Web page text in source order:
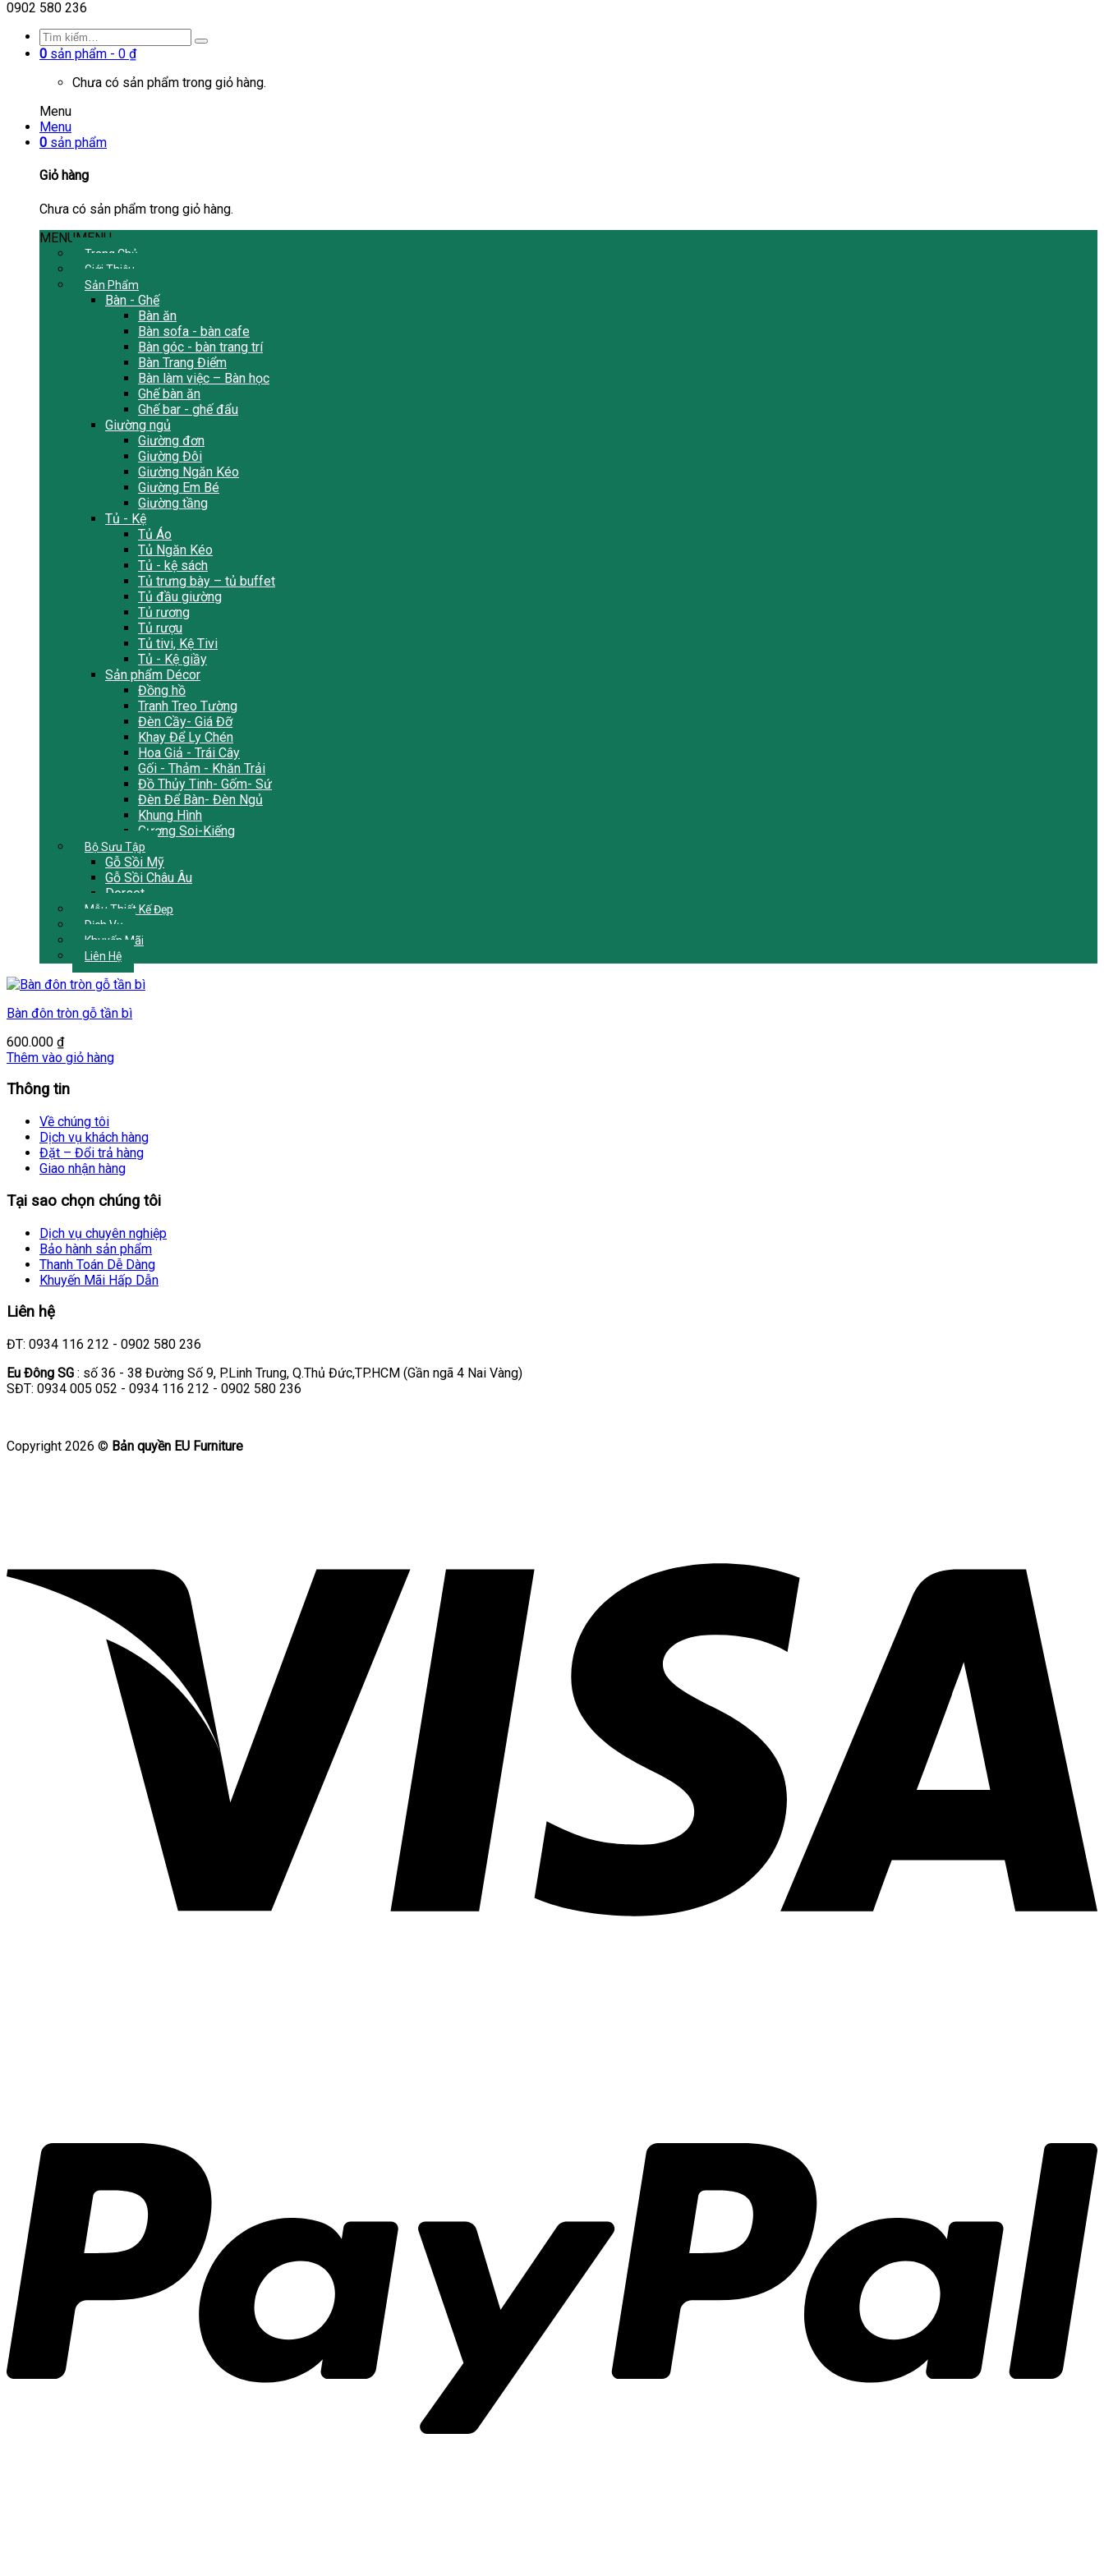
0902 580 236
0 sản phẩm - 0 ₫
Chưa có sản phẩm trong giỏ hàng.
Menu
Menu
0 sản phẩm
Giỏ hàng
Chưa có sản phẩm trong giỏ hàng.
MENUMENU
Trang Chủ
Giới Thiệu
Sản Phẩm
Bàn - Ghế
Bàn ăn
Bàn sofa - bàn cafe
Bàn góc - bàn trang trí
Bàn Trang Điểm
Bàn làm việc – Bàn học
Ghế bàn ăn
Ghế bar - ghế đẩu
Giường ngủ
Giường đơn
Giường Đôi
Giường Ngăn Kéo
Giường Em Bé
Giường tầng
Tủ - Kệ
Tủ Áo
Tủ Ngăn Kéo
Tủ - kệ sách
Tủ trưng bày – tủ buffet
Tủ đầu giường
Tủ rương
Tủ rượu
Tủ tivi, Kệ Tivi
Tủ - Kệ giầy
Sản phẩm Décor
Đồng hồ
Tranh Treo Tường
Đèn Cầy- Giá Đỡ
Khay Để Ly Chén
Hoa Giả - Trái Cây
Gối - Thảm - Khăn Trải
Đồ Thủy Tinh- Gốm- Sứ
Đèn Để Bàn- Đèn Ngủ
Khung Hình
Gương Soi-Kiếng
Bộ Sưu Tập
Gỗ Sồi Mỹ
Gỗ Sồi Châu Âu
Dorset
Mẫu Thiết Kế Đẹp
Dịch Vụ
Khuyến Mãi
Liên Hệ
Bàn đôn tròn gỗ tần bì
600.000 ₫
Thêm vào giỏ hàng
Thông tin
Về chúng tôi
Dịch vụ khách hàng
Đặt – Đổi trả hàng
Giao nhận hàng
Tại sao chọn chúng tôi
Dịch vụ chuyên nghiệp
Bảo hành sản phẩm
Thanh Toán Dễ Dàng
Khuyến Mãi Hấp Dẫn
Liên hệ
ĐT: 0934 116 212 - 0902 580 236
Eu Đông SG : số 36 - 38 Đường Số 9, P.Linh Trung, Q.Thủ Đức,TP.HCM (Gần ngã 4 Nai Vàng)
SĐT: 0934 005 052 - 0934 116 212 - 0902 580 236
Copyright 2026 © Bản quyền EU Furniture